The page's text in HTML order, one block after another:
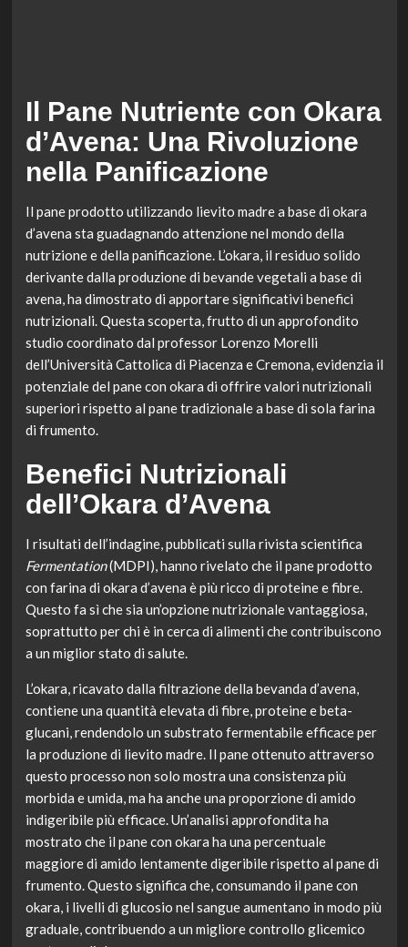
Il Pane Nutriente con Okara
d’Avena: Una Rivoluzione
nella Panificazione
Il pane prodotto utilizzando lievito madre a base di okara
d’avena sta guadagnando attenzione nel mondo della
nutrizione e della panificazione. L’okara, il residuo solido
derivante dalla produzione di bevande vegetali a base di
avena, ha dimostrato di apportare significativi benefici
nutrizionali. Questa scoperta, frutto di un approfondito
studio coordinato dal professor Lorenzo Morelli
dell’Università Cattolica di Piacenza e Cremona, evidenzia il
potenziale del pane con okara di offrire valori nutrizionali
superiori rispetto al pane tradizionale a base di sola farina
di frumento.
Benefici Nutrizionali
dell’Okara d’Avena
I risultati dell’indagine, pubblicati sulla rivista scientifica
Fermentation(MDPI), hanno rivelato che il pane prodotto
con farina di okara d’avena è più ricco di proteine e fibre.
Questo fa sì che sia un’opzione nutrizionale vantaggiosa,
soprattutto per chi è in cerca di alimenti che contribuiscono
a un miglior stato di salute.
L’okara, ricavato dalla filtrazione della bevanda d’avena,
contiene una quantità elevata di fibre, proteine e beta-
glucani, rendendolo un substrato fermentabile efficace per
la produzione di lievito madre. Il pane ottenuto attraverso
questo processo non solo mostra una consistenza più
morbida e umida, ma ha anche una proporzione di amido
indigeribile più efficace. Un’analisi approfondita ha
mostrato che il pane con okara ha una percentuale
maggiore di amido lentamente digeribile rispetto al pane di
frumento. Questo significa che, consumando il pane con
okara, i livelli di glucosio nel sangue aumentano in modo più
graduale, contribuendo a un migliore controllo glicemico